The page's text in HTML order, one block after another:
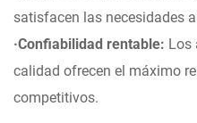
satisfacen las necesidades
·Confiabilidad rentable: Los
calidad ofrecen el máximo
competitivos.